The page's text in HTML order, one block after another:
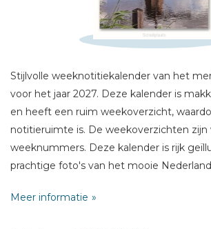
Stijlvolle weeknotitiekalender van het
voor het jaar 2027. Deze kalender is
en heeft een ruim weekoverzicht,
notitieruimte is. De weekoverzichten zijn
weeknummers. Deze kalender is rijk
prachtige foto's van het mooie
van de kalender is 17 x 25 cm, De weken
Meer informatie
* = verplicht